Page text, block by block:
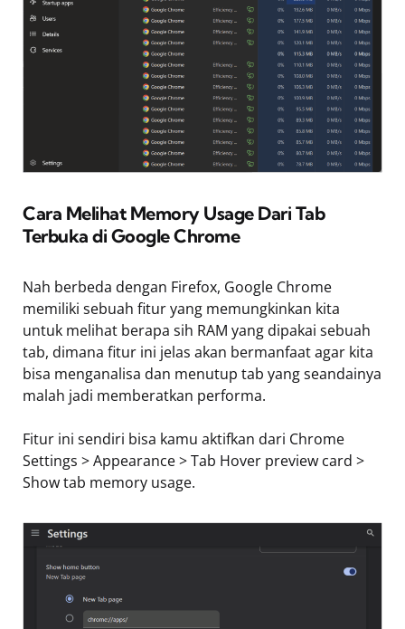
Cara Melihat Memory Usage Dari Tab
Terbuka di Google Chrome
Nah berbeda dengan Firefox, Google Chrome
memiliki sebuah fitur yang memungkinkan kita
untuk melihat berapa sih RAM yang dipakai sebuah
tab, dimana fitur ini jelas akan bermanfaat agar kita
bisa menganalisa dan menutup tab yang seandainya
malah jadi memberatkan performa.
Fitur ini sendiri bisa kamu aktifkan dari Chrome
Settings > Appearance > Tab Hover preview card >
Show tab memory usage.